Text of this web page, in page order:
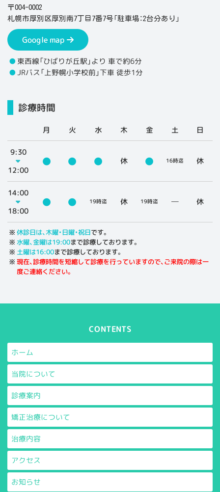
〒004-0002
札幌市厚別区厚別南7丁目7番7号「駐車場：2台分あり」
Google map
東西線「ひばりが丘駅」より 車で約6分
JRバス「上野幌小学校前」下車 徒歩1分
診療時間
月 火 水 木 金 土 日
9:30
12:00
● ● ● 休 ● 16時迄 休
14:00
18:00
● ● 19時迄 休 19時迄 ─ 休
休診日は、木曜・日曜・祝日です。
水曜、金曜は19:00まで診療しております。
土曜は16:00まで診療しております。
現在、診療時間を短縮して診療を行っていますので、ご来院の際は一
度ご連絡ください。
CONTENTS
ホーム
当院について
診療案内
矯正治療について
治療内容
アクセス
お知らせ